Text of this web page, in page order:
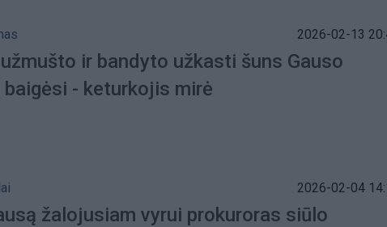
2026-02-13
ir bandyto užkasti šuns Gauso
- keturkojis mirė
2026-02-04
žalojusiam vyrui prokuroras siūlo